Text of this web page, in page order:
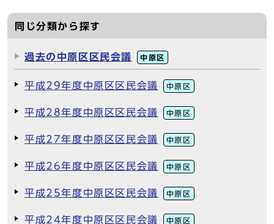
同じ分類から探す
過去の中原区区民会議 中原区
平成29年度中原区区民会議 中原区
平成28年度中原区区民会議 中原区
平成27年度中原区区民会議 中原区
平成26年度中原区区民会議 中原区
平成25年度中原区区民会議 中原区
平成24年度中原区区民会議 中原区